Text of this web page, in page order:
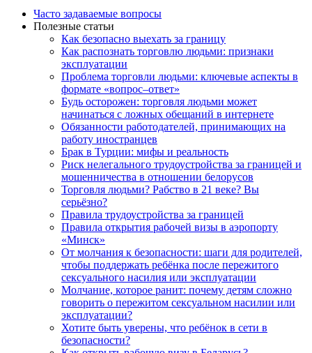
Часто задаваемые вопросы
Полезные статьи
Как безопасно выехать за границу
Как распознать торговлю людьми: признаки
эксплуатации
Проблема торговли людьми: ключевые аспекты в
формате «вопрос–ответ»
Будь осторожен: торговля людьми может
начинаться с ложных обещаний в интернете
Обязанности работодателей, принимающих на
работу иностранцев
Брак в Турции: мифы и реальность
Риск нелегального трудоустройства за границей и
мошенничества в отношении белорусов
Торговля людьми? Рабство в 21 веке? Вы
серьёзно?
Правила трудоустройства за границей
Правила открытия рабочей визы в аэропорту
«Минск»
От молчания к безопасности: шаги для родителей,
чтобы поддержать ребёнка после пережитого
сексуального насилия или эксплуатации
Молчание, которое ранит: почему детям сложно
говорить о пережитом сексуальном насилии или
эксплуатации?
Хотите быть уверены, что ребёнок в сети в
безопасности?